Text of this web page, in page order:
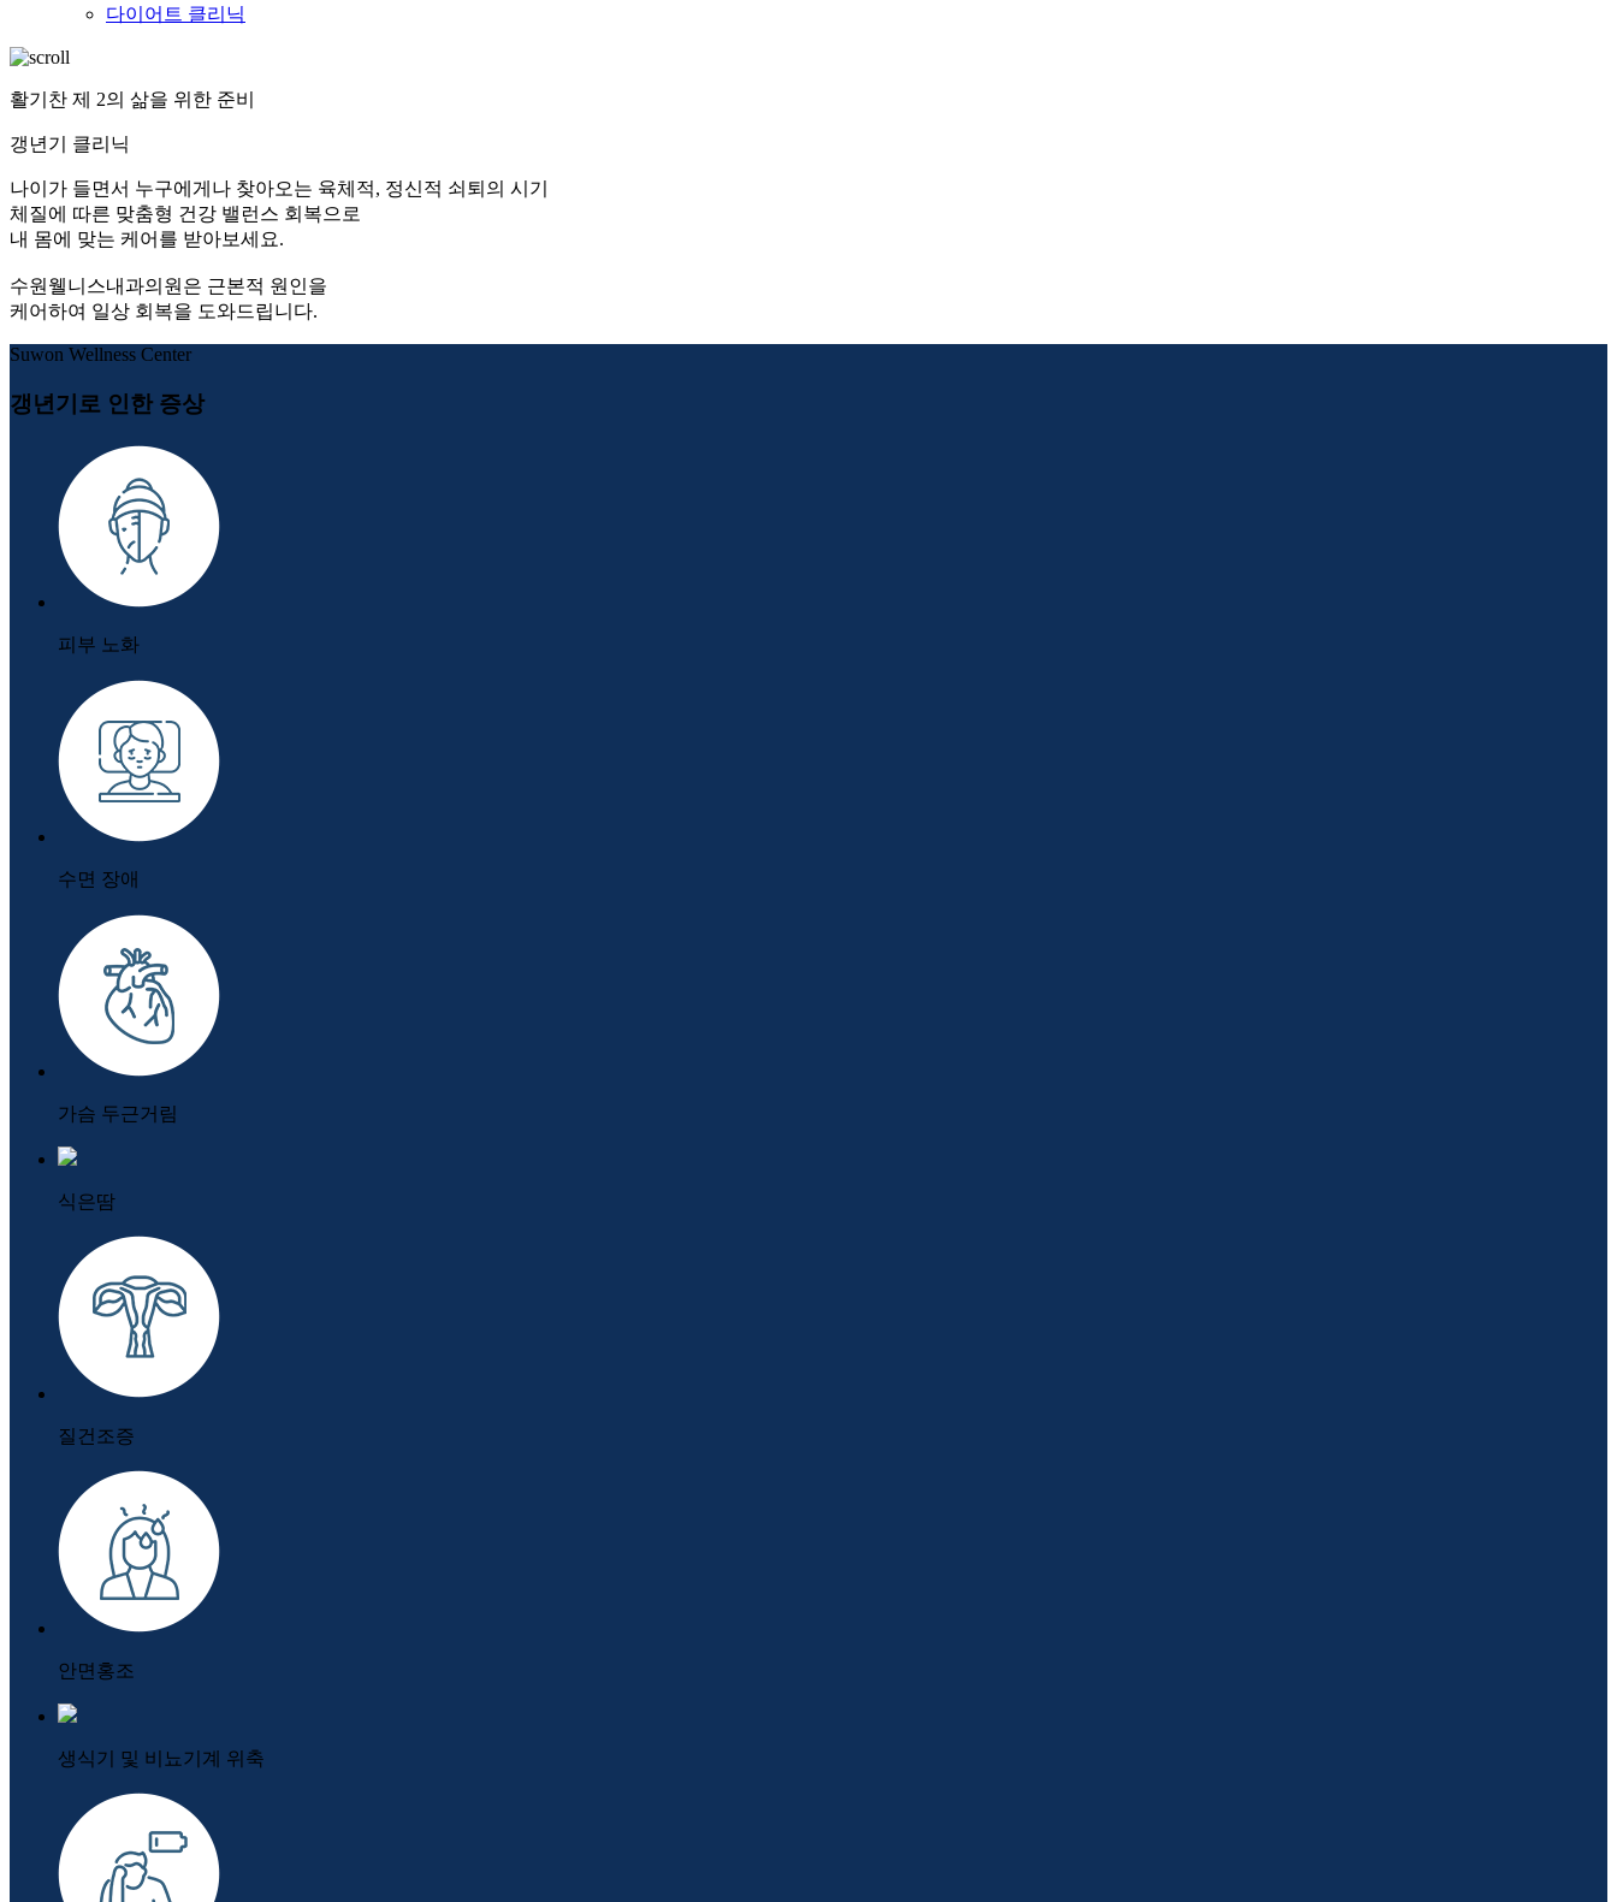
다이어트 클리닉
활기찬 제 2의 삶을 위한 준비
갱년기 클리닉
나이가 들면서 누구에게나 찾아오는 육체적, 정신적 쇠퇴의 시기
체질에 따른 맞춤형 건강 밸런스 회복으로
내 몸에 맞는 케어를 받아보세요.
수원웰니스내과의원은 근본적 원인을
케어하여 일상 회복을 도와드립니다.
Suwon Wellness Center
갱년기로 인한 증상
피부 노화
수면 장애
가슴 두근거림
식은땀
질건조증
안면홍조
생식기 및 비뇨기계 위축